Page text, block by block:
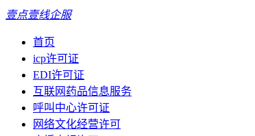
壹点壹线企服
首页
icp许可证
EDI许可证
互联网药品信息服务
呼叫中心许可证
网络文化经营许可